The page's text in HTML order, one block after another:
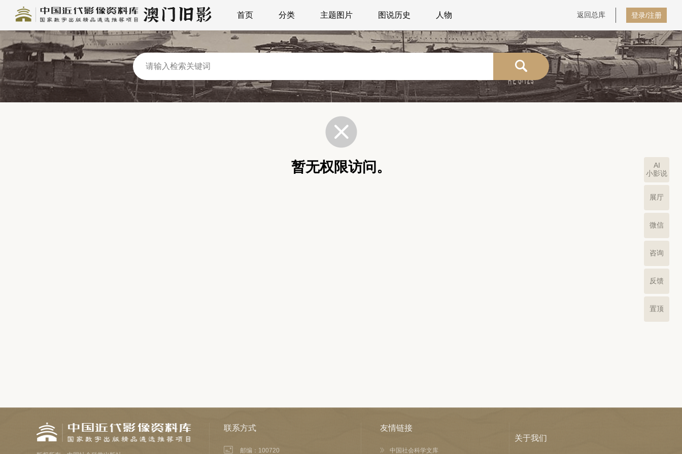
首页 分类 主题图片 图说历史 人物 返回总库 登录/注册
暂无权限访问。
AI
小影说
展厅
微信
咨询
反馈
置顶
联系方式
邮编：100720
友情链接
中国社会科学文库
关于我们